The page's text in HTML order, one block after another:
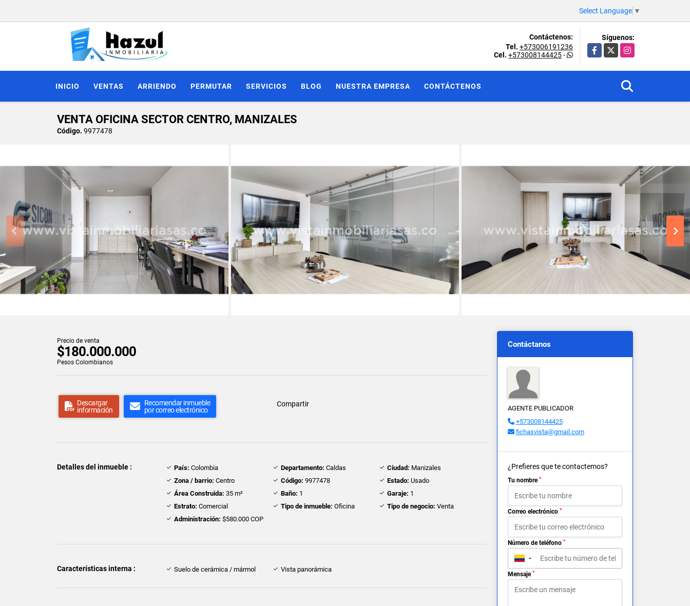
Select Language ▼
Contáctenos:
Tel. +573006191236
Cel. +573008144425-
Síguenos:
Facebook
X Instagram
INICIO VENTAS ARRIENDO PERMUTAR SERVICIOS BLOG NUESTRA EMPRESA CONTÁCTENOS
VENTA OFICINA SECTOR CENTRO, MANIZALES
Código. 9977478
Precio de venta
$180.000.000
Pesos Colombianos
Descargar
información
Recomendar inmueble
por correo electrónico
Compartir
Detalles del inmueble : País: Colombia Departamento: Caldas Ciudad: Manizales
Zona / barrio: Centro Código: 9977478 Estado: Usado
Área Construida: 35 m² Baño: 1 Garaje: 1
Estrato: Comercial Tipo de inmueble: Oficina Tipo de negocio: Venta
Administración: $580.000 COP
Características interna : Suelo de cerámica / mármol Vista panorámica
Contáctanos
AGENTE PUBLICADOR
+573008144425
fichasvista@gmail.com
¿Prefieres que te contactemos?
Tu nombre *
Correo electrónico *
Número de teléfono *
▼
Mensaje *